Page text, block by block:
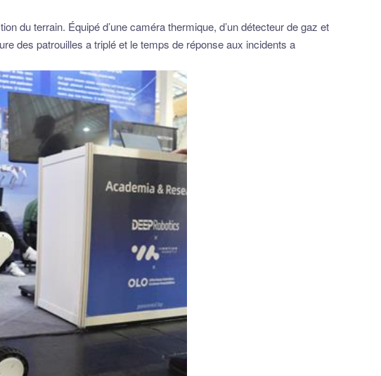
du terrain. Équipé d’une caméra thermique, d’un détecteur de gaz et
des patrouilles a triplé et le temps de réponse aux incidents a